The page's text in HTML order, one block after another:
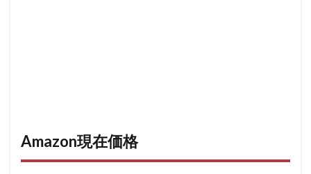
Amazon現在価格